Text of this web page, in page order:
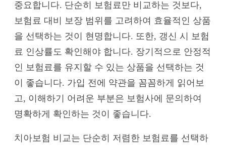
중요합니다. 단순히 보험료만 비교하는 것보다,
보험료 대비 보장 범위를 고려하여 효율적인 상품
을 선택하는 것이 현명합니다. 또한, 갱신 시 보험
료 인상률도 확인해야 합니다. 장기적으로 안정적
인 보험료를 유지할 수 있는 상품을 선택하는 것
이 좋습니다. 가입 전에 약관을 꼼꼼하게 읽어보
고, 이해하기 어려운 부분은 보험사에 문의하여
명확하게 확인하는 것이 좋습니다.
치아보험 비교는 단순히 저렴한 보험료를 선택하